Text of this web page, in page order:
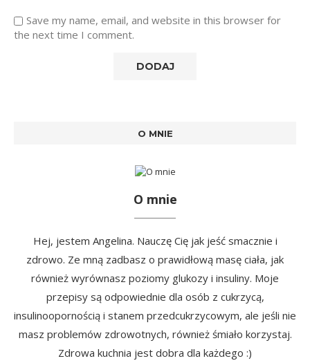
Save my name, email, and website in this browser for
the next time I comment.
O MNIE
O mnie
Hej, jestem Angelina. Nauczę Cię jak jeść smacznie i
zdrowo. Ze mną zadbasz o prawidłową masę ciała, jak
również wyrównasz poziomy glukozy i insuliny. Moje
przepisy są odpowiednie dla osób z cukrzycą,
insulinoopornością i stanem przedcukrzycowym, ale jeśli nie
masz problemów zdrowotnych, również śmiało korzystaj.
Zdrowa kuchnia jest dobra dla każdego :)